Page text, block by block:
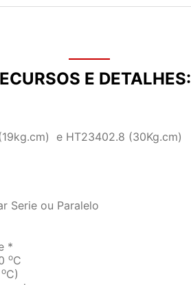
E DETALHES:
e HT23402.8 (30Kg.cm)
Serie ou Paralelo
*
oC
oC)